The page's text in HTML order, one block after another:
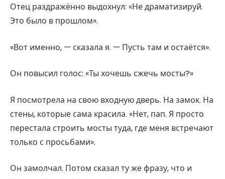
Отец раздражённо выдохнул: «Не драматизируй.
Это было в прошлом».
«Вот именно, — сказала я. — Пусть там и остаётся».
Он повысил голос: «Ты хочешь сжечь мосты?»
Я посмотрела на свою входную дверь. На замок. На
стены, которые сама красила. «Нет, пап. Я просто
перестала строить мосты туда, где меня встречают
только с просьбами».
Он замолчал. Потом сказал ту же фразу, что и